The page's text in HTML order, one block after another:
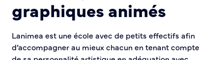
graphiques animés
Lanimea est une école avec de petits effectifs afin
d’accompagner au mieux chacun en tenant compte
Habitat Urbanisme
Permis de louer
Démarches en ligne